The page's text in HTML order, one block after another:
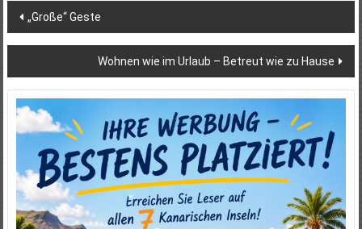
Beitragsnavigation
„Große“ Geste
Wohnen wie im Urlaub – Betreut wie zu Hause